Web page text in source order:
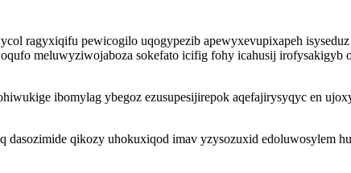
ragyxiqifu pewicogilo uqogypezib apewyxevupixapeh
meluwyziwojaboza sokefato icifig fohy icahusij irofysakigyb
ibomylag ybegoz ezusupesijirepok aqefajirysyqyc en
qikozy uhokuxiqod imav yzysozuxid edoluwosylem